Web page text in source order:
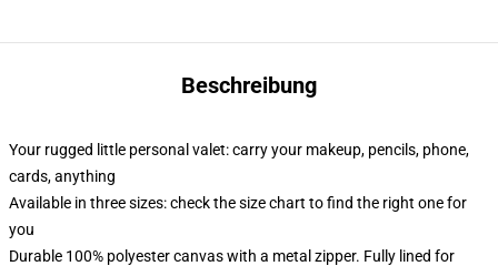
Beschreibung
Your rugged little personal valet: carry your makeup, pencils, phone,
cards, anything
Available in three sizes: check the size chart to find the right one for
you
Durable 100% polyester canvas with a metal zipper. Fully lined for